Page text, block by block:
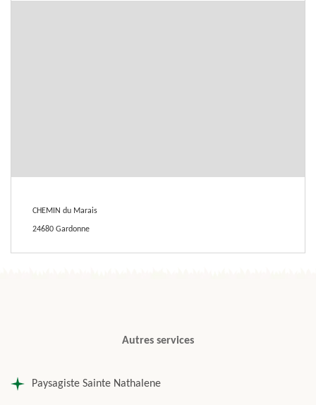
CHEMIN du Marais
24680 Gardonne
Autres services
Paysagiste Sainte Nathalene